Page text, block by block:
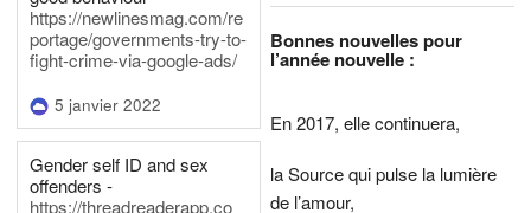
https://newlinesmag.com/re
portage/governments-try-to-
fight-crime-via-google-ads/
5 janvier 2022
Gender self ID and sex
offenders -
https://threadreaderapp.co
Bonnes nouvelles pour
l’année nouvelle :
En 2017, elle continuera,
la Source qui pulse la lumière
de l’amour,